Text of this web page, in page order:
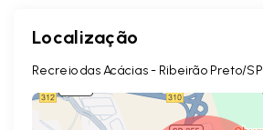
Localização
Recreio das Acácias - Ribeirão Preto/SP